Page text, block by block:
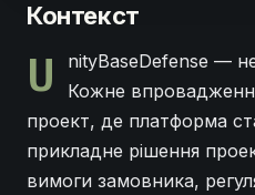
Контекст
U
nityBaseDefense —
Кожне
проект, де платформа
прикладне рішення
вимоги замовника,